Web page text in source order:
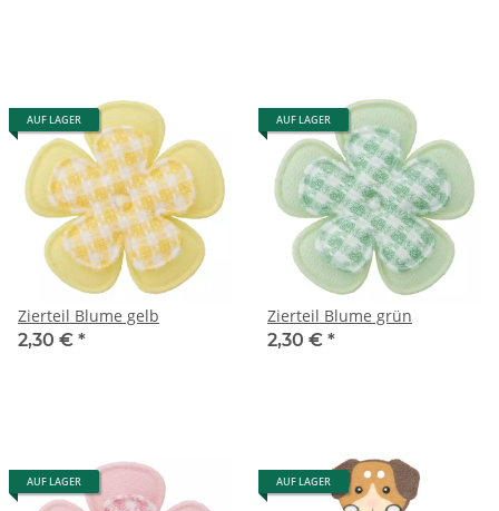
AUF LAGER
Zierteil Blume gelb
2,30 € *
AUF LAGER
Zierteil Blume grün
2,30 € *
AUF LAGER AUF LAGER